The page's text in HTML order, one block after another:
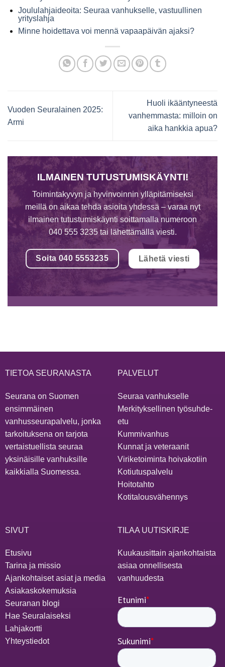
Joululahjaideoita: Seuraa vanhukselle, vastuullinen
yrityslahja
Minne hoidettava voi mennä vapaapäivän ajaksi?
Vuoden Seuralainen 2025:
Armi
Huoli ikääntyneestä
vanhemmasta: milloin on
aika hankkia apua?
ILMAINEN TUTUSTUMISKÄYNTI!
Toimintakyvyn ja hyvinvoinnin ylläpitämiseksi
meillä on aikaa tehdä asioita yhdessä – varaa nyt
ilmainen tutustumiskäynti soittamalla numeroon
040 555 3235 tai lähettämällä viesti.
Soita 040 5553235 Lähetä viesti
TIETOA SEURANASTA
Seurana on Suomen
ensimmäinen
vanhusseurapalvelu, jonka
tarkoituksena on tarjota
vertaistuellista seuraa
yksinäisille vanhuksille
kaikkialla Suomessa.
PALVELUT
Seuraa vanhukselle
Merkityksellinen työsuhde-
etu
Kummivanhus
Kunnat ja veteraanit
Viriketoiminta hoivakotiin
Kotiutuspalvelu
Hoitotahto
Kotitalousvähennys
SIVUT
Etusivu
Tarina ja missio
Ajankohtaiset asiat ja media
Asiakaskokemuksia
Seuranan blogi
Hae Seuralaiseksi
Lahjakortti
Yhteystiedot
TILAA UUTISKIRJE
Kuukausittain ajankohtaista
asiaa onnellisesta
vanhuudesta